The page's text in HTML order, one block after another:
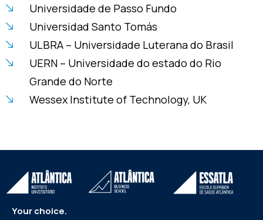
Universidade de Passo Fundo
Universidad Santo Tomás
ULBRA – Universidade Luterana do Brasil
UERN – Universidade do estado do Rio
Grande do Norte
Wessex Institute of Technology, UK
Your choice.